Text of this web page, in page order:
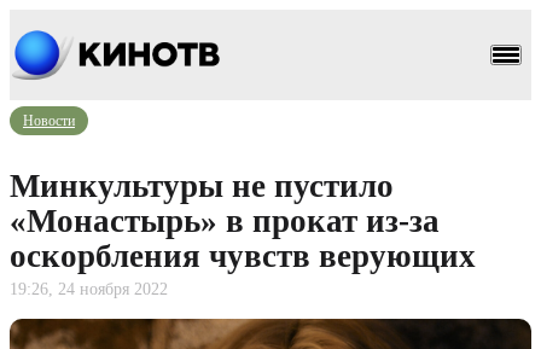
Новости
Минкультуры не пустило
«Монастырь» в прокат из-за
оскорбления чувств верующих
19:26, 24 ноября 2022